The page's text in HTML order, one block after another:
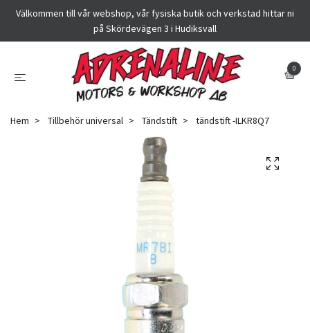
Välkommen till vår webshop, vår fysiska butik och verkstad hittar ni
på Skördevägen 3 i Hudiksvall
0
Hem Tillbehör universal Tändstift tändstift -ILKR8Q7